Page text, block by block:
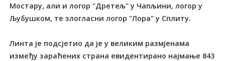
Мостару, али и логор "Дретељ" у Чапљини, логор у
Љубушком, те злогласни логор "Лора" у Сплиту.
Линта је подсјетио да је у великим размјенама
између зараћених страна евидентирано најмање 843